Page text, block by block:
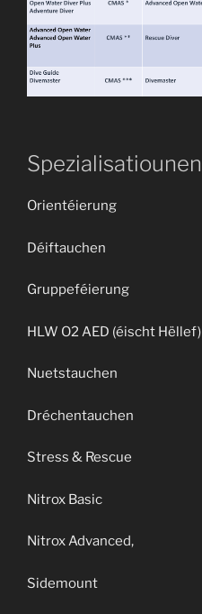
Spezialisatiounen
Orientéierung
Déiftauchen
Gruppeféierung
HLW O2 AED (éischt Hëllef)
Nuetstauchen
Dréchentauchen
Stress & Rescue
Nitrox Basic
Nitrox Advanced,
Sidemount